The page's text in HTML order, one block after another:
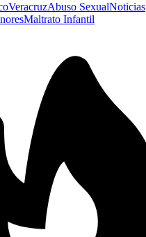
VeracruzAbuso SexualNoticias
Maltrato Infantil